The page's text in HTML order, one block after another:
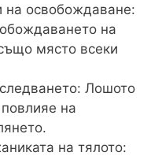
на освобождаване:
на
място всеки
Лошото
на
на тялото: